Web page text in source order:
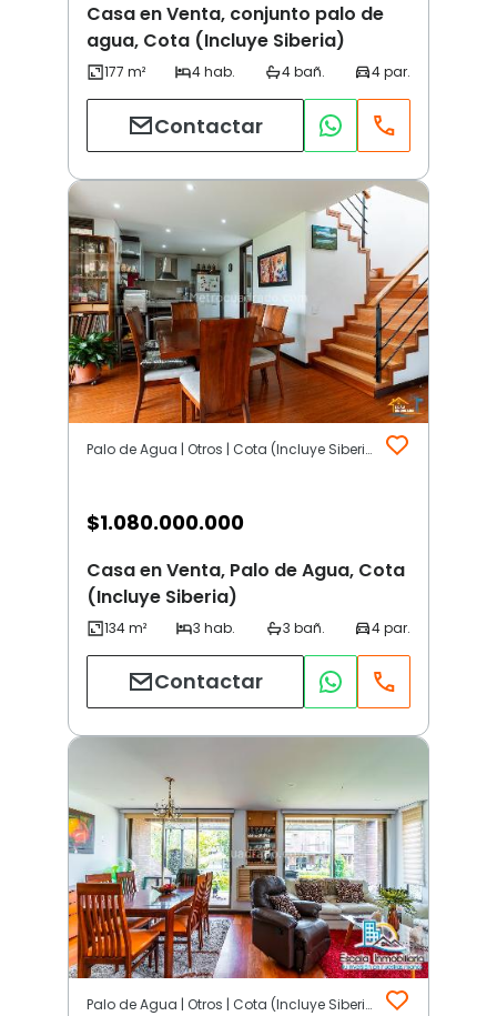
Casa en Venta, conjunto palo de
agua, Cota (Incluye Siberia)
Contactar
Palo de Agua | Otros | Cota (Incluye Siberia)
$1.080.000.000
Casa en Venta, Palo de Agua, Cota
(Incluye Siberia)
Contactar
Palo de Agua | Otros | Cota (Incluye Siberia)